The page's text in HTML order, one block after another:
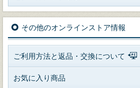
その他のオンラインストア情報
ご利用方法と返品・交換について
お気に入り商品